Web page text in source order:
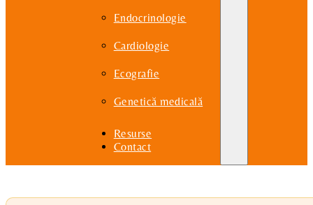
Endocrinologie
Cardiologie
Ecografie
Genetică medicală
Resurse
Contact